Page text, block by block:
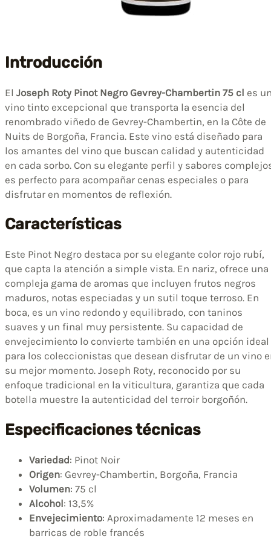
Introducción
El Joseph Roty Pinot Negro Gevrey-Chambertin 75 cl es
vino tinto excepcional que transporta la esencia del
renombrado viñedo de Gevrey-Chambertin, en la Côte de
Nuits de Borgoña, Francia. Este vino está diseñado para
los amantes del vino que buscan calidad y autenticidad
en cada sorbo. Con su elegante perfil y sabores
es perfecto para acompañar cenas especiales o para
disfrutar en momentos de reflexión.
Características
Este Pinot Negro destaca por su elegante color rojo rubí,
que capta la atención a simple vista. En nariz, ofrece una
compleja gama de aromas que incluyen frutos negros
maduros, notas especiadas y un sutil toque terroso. En
boca, es un vino redondo y equilibrado, con taninos
suaves y un final muy persistente. Su capacidad de
envejecimiento lo convierte también en una opción ideal
para los coleccionistas que desean disfrutar de un vino
su mejor momento. Joseph Roty, reconocido por su
enfoque tradicional en la viticultura, garantiza que cada
botella muestre la autenticidad del terroir borgoñón.
Especificaciones técnicas
Variedad: Pinot Noir
Origen: Gevrey-Chambertin, Borgoña, Francia
Volumen: 75 cl
Alcohol: 13,5%
Envejecimiento: Aproximadamente 12 meses en
barricas de roble francés